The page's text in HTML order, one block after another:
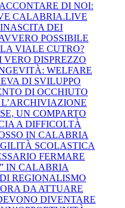
DI NOI:
CALABRIA.LIVE
DEI
POSSIBILE
VIALE CUTRO?
DISPREZZO
WELFARE
DI SVILUPPO
DI OCCHIUTO
UN COMPARTO
A DIFFICOLTÀ
IN CALABRIA
SCOLASTICA
FERMARE
IN CALABRIA
REGIONALISMO
DA ATTUARE
DIVENTARE